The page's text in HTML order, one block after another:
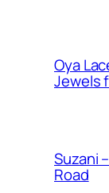
Oya
Jewels
Suzani
Road